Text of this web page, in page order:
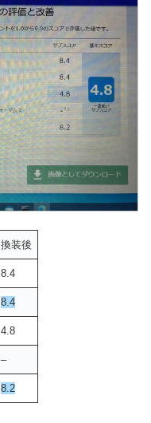
換装後
8.4
8.4
4.8
–
8.2